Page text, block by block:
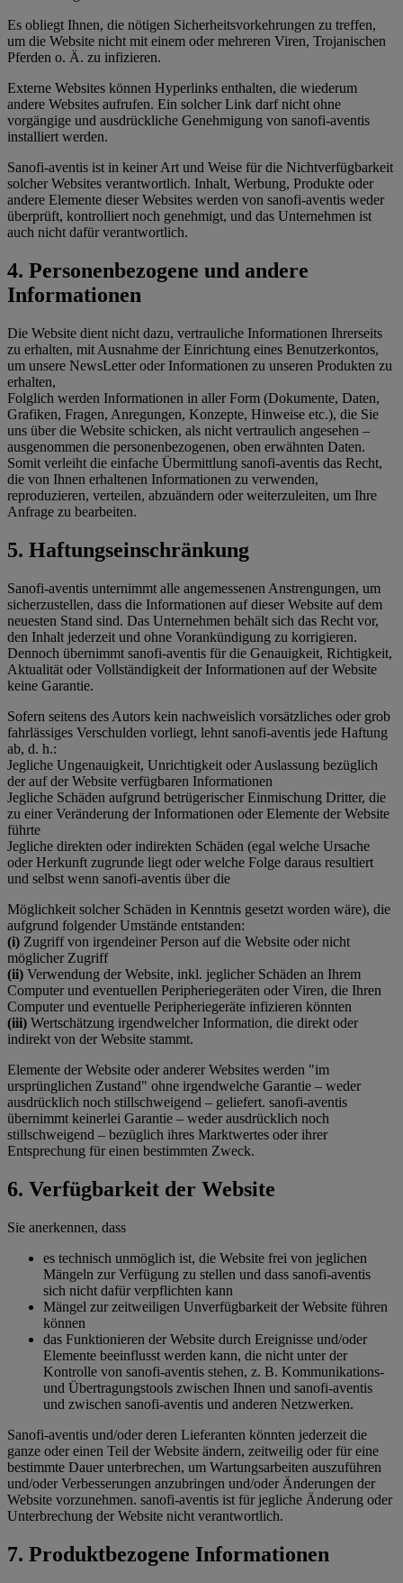
Es obliegt Ihnen, die nötigen Sicherheitsvorkehrungen zu treffen,
um die Website nicht mit einem oder mehreren Viren, Trojanischen
Pferden o. Ä. zu infizieren.
Externe Websites können Hyperlinks enthalten, die wiederum
andere Websites aufrufen. Ein solcher Link darf nicht ohne
vorgängige und ausdrückliche Genehmigung von sanofi-aventis
installiert werden.
Sanofi-aventis ist in keiner Art und Weise für die Nichtverfügbarkeit
solcher Websites verantwortlich. Inhalt, Werbung, Produkte oder
andere Elemente dieser Websites werden von sanofi-aventis weder
überprüft, kontrolliert noch genehmigt, und das Unternehmen ist
auch nicht dafür verantwortlich.
4. Personenbezogene und andere
Informationen
Die Website dient nicht dazu, vertrauliche Informationen Ihrerseits
zu erhalten, mit Ausnahme der Einrichtung eines Benutzerkontos,
um unsere NewsLetter oder Informationen zu unseren Produkten zu
erhalten,
Folglich werden Informationen in aller Form (Dokumente, Daten,
Grafiken, Fragen, Anregungen, Konzepte, Hinweise etc.), die Sie
uns über die Website schicken, als nicht vertraulich angesehen –
ausgenommen die personenbezogenen, oben erwähnten Daten.
Somit verleiht die einfache Übermittlung sanofi-aventis das Recht,
die von Ihnen erhaltenen Informationen zu verwenden,
reproduzieren, verteilen, abzuändern oder weiterzuleiten, um Ihre
Anfrage zu bearbeiten.
5. Haftungseinschränkung
Sanofi-aventis unternimmt alle angemessenen Anstrengungen, um
sicherzustellen, dass die Informationen auf dieser Website auf dem
neuesten Stand sind. Das Unternehmen behält sich das Recht vor,
den Inhalt jederzeit und ohne Vorankündigung zu korrigieren.
Dennoch übernimmt sanofi-aventis für die Genauigkeit, Richtigkeit,
Aktualität oder Vollständigkeit der Informationen auf der Website
keine Garantie.
Sofern seitens des Autors kein nachweislich vorsätzliches oder grob
fahrlässiges Verschulden vorliegt, lehnt sanofi-aventis jede Haftung
ab, d. h.:
Jegliche Ungenauigkeit, Unrichtigkeit oder Auslassung bezüglich
der auf der Website verfügbaren Informationen
Jegliche Schäden aufgrund betrügerischer Einmischung Dritter, die
zu einer Veränderung der Informationen oder Elemente der Website
führte
Jegliche direkten oder indirekten Schäden (egal welche Ursache
oder Herkunft zugrunde liegt oder welche Folge daraus resultiert
und selbst wenn sanofi-aventis über die
Möglichkeit solcher Schäden in Kenntnis gesetzt worden wäre), die
aufgrund folgender Umstände entstanden:
(i) Zugriff von irgendeiner Person auf die Website oder nicht
möglicher Zugriff
(ii) Verwendung der Website, inkl. jeglicher Schäden an Ihrem
Computer und eventuellen Peripheriegeräten oder Viren, die Ihren
Computer und eventuelle Peripheriegeräte infizieren könnten
(iii) Wertschätzung irgendwelcher Information, die direkt oder
indirekt von der Website stammt.
Elemente der Website oder anderer Websites werden "im
ursprünglichen Zustand" ohne irgendwelche Garantie – weder
ausdrücklich noch stillschweigend – geliefert. sanofi-aventis
übernimmt keinerlei Garantie – weder ausdrücklich noch
stillschweigend – bezüglich ihres Marktwertes oder ihrer
Entsprechung für einen bestimmten Zweck.
6. Verfügbarkeit der Website
Sie anerkennen, dass
es technisch unmöglich ist, die Website frei von jeglichen
Mängeln zur Verfügung zu stellen und dass sanofi-aventis
sich nicht dafür verpflichten kann
Mängel zur zeitweiligen Unverfügbarkeit der Website führen
können
das Funktionieren der Website durch Ereignisse und/oder
Elemente beeinflusst werden kann, die nicht unter der
Kontrolle von sanofi-aventis stehen, z. B. Kommunikations-
und Übertragungstools zwischen Ihnen und sanofi-aventis
und zwischen sanofi-aventis und anderen Netzwerken.
Sanofi-aventis und/oder deren Lieferanten könnten jederzeit die
ganze oder einen Teil der Website ändern, zeitweilig oder für eine
bestimmte Dauer unterbrechen, um Wartungsarbeiten auszuführen
und/oder Verbesserungen anzubringen und/oder Änderungen der
Website vorzunehmen. sanofi-aventis ist für jegliche Änderung oder
Unterbrechung der Website nicht verantwortlich.
7. Produktbezogene Informationen